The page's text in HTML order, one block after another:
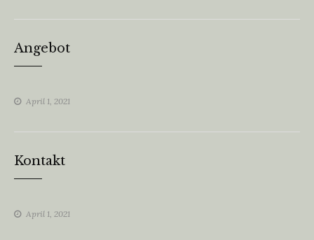
Angebot
April 1, 2021
Kontakt
April 1, 2021